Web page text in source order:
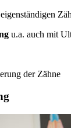
u.a. auch mit
der Zähne